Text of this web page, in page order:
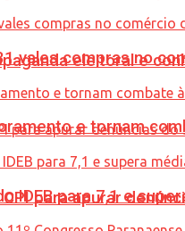
eleitoral e
para apurar
vales compras no
e tornam
IDEB para 7,1 e